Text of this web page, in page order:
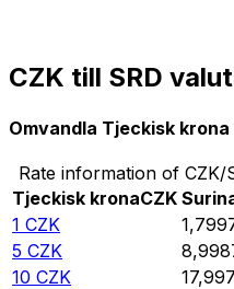
CZK till SRD
Omvandla Tjeckisk
Rate information of
Tjeckisk kronaCZK
1 CZK
5 CZK
10 CZK